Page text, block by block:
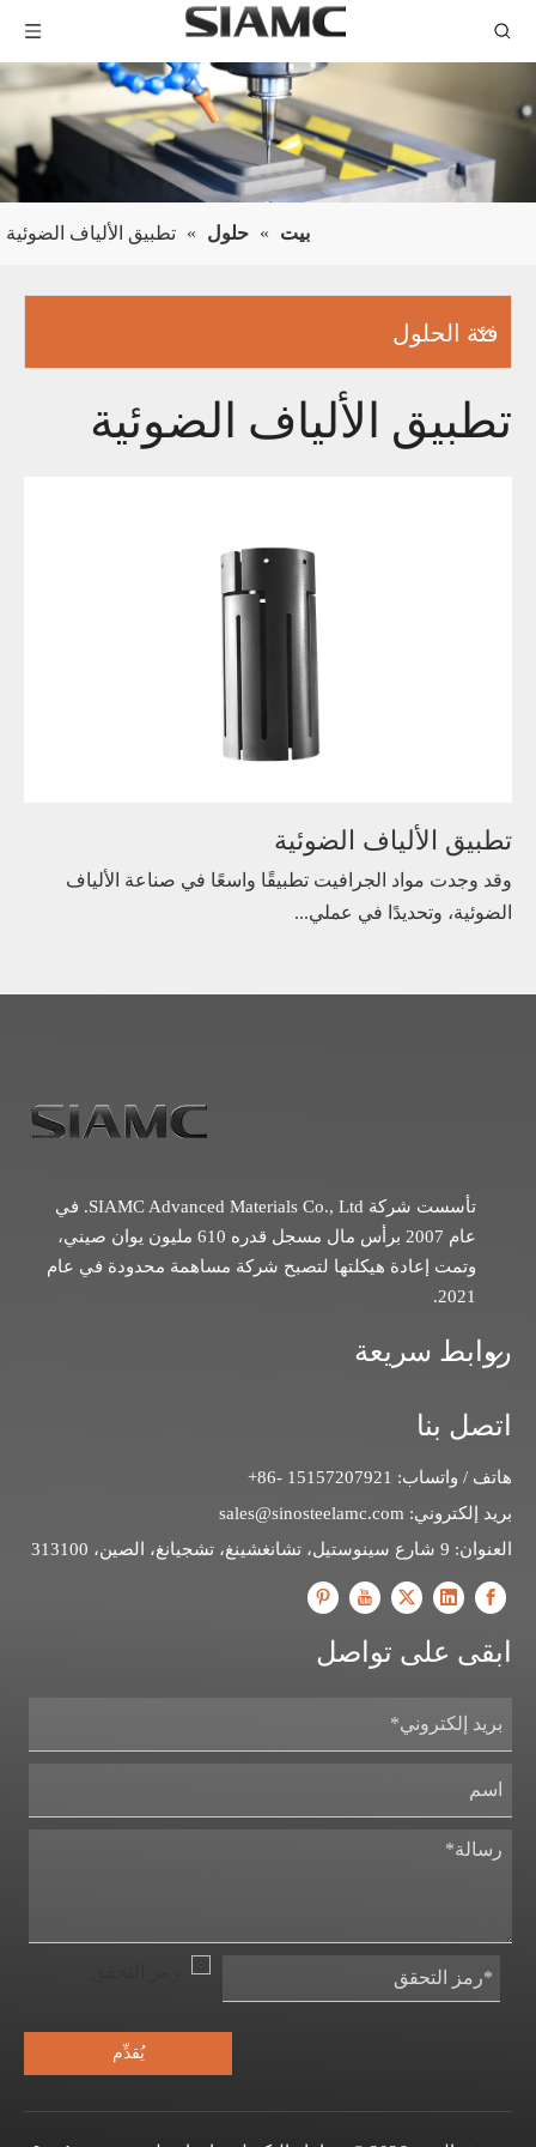
بيت » حلول » تطبيق الألياف الضوئية
فئة الحلول
تطبيق الألياف الضوئية
تطبيق الألياف الضوئية
وقد وجدت مواد الجرافيت تطبيقًا واسعًا في صناعة الألياف
الضوئية، وتحديدًا في عملي...
تأسست شركة SIAMC Advanced Materials Co., Ltd. في
عام 2007 برأس مال مسجل قدره 610 مليون يوان صيني،
وتمت إعادة هيكلتها لتصبح شركة مساهمة محدودة في عام
2021.
روابط سريعة
اتصل بنا
هاتف / واتساب: 15157207921 -86+
بريد إلكتروني: sales@sinosteelamc.com
العنوان: 9 شارع سينوستيل، تشانغشينغ، تشجيانغ، الصين، 313100
ابقى على تواصل
يُقدِّم